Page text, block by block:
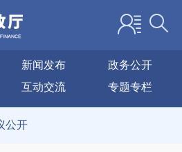
新闻发布
政务公开
互动交流 专题专栏
公开